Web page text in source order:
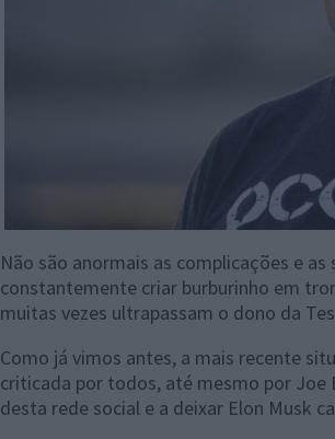
Não são anormais as complicações e
constantemente criar burburinho em
muitas vezes ultrapassam o dono da
Como já vimos antes, a mais recente
criticada por todos, até mesmo por Joe
desta rede social e a deixar Elon Musk